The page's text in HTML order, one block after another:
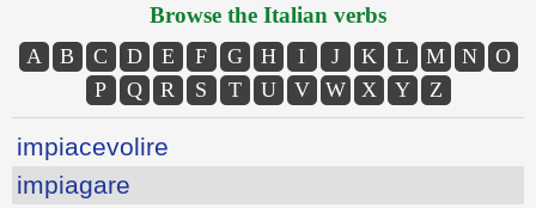
Browse the Italian verbs
A B C D E F G H I J K L M N
O
P
Q R S T U V W X Y Z
impiacevolire
impiagare